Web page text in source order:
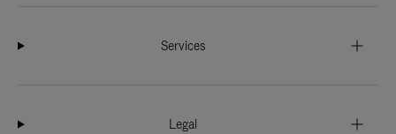
Services
Legal